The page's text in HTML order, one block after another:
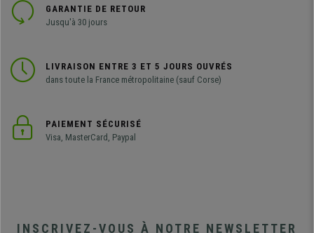
GARANTIE DE RETOUR
Jusqu'à 30 jours
LIVRAISON ENTRE 3 ET 5 JOURS OUVRÉS
dans toute la France métropolitaine (sauf Corse)
PAIEMENT SÉCURISÉ
Visa, MasterCard, Paypal
INSCRIVEZ-VOUS À NOTRE NEWSLETTER